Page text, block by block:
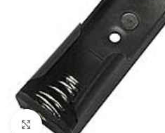
Нажмите, чтобы